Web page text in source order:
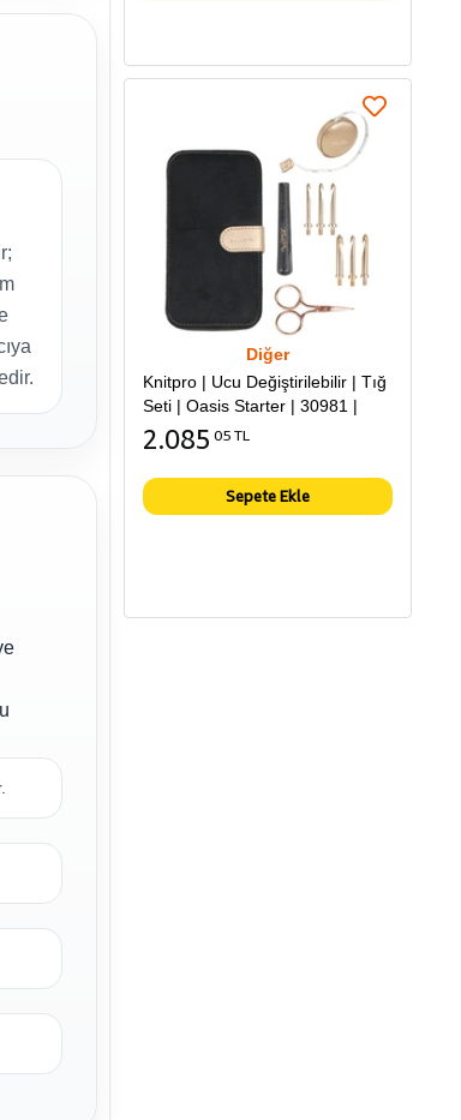
Diğer
Knitpro | Ucu Değiştirilebilir | Tığ
Seti | Oasis Starter | 30981 |
2.085 05 TL
Sepete Ekle